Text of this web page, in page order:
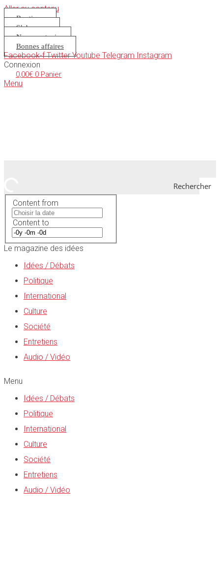
Aller au contenu
Boutique
S’abonner
Nous soutenir
Bonnes affaires
Facebook-f Twitter Youtube Telegram Instagram
Connexion
0,00€ 0 Panier
Menu
Rechercher
Content from
Content to
Le magazine des idées
Idées / Débats
Politique
International
Culture
Société
Entretiens
Audio / Vidéo
Menu
Idées / Débats
Politique
International
Culture
Société
Entretiens
Audio / Vidéo